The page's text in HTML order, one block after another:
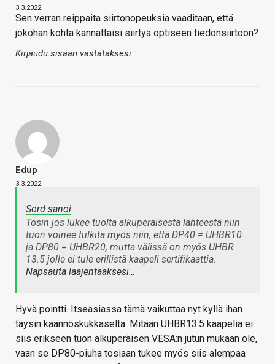
3.3.2022
Sen verran reippaita siirtonopeuksia vaaditaan, että
jokohan kohta kannattaisi siirtyä optiseen tiedonsiirtoon?
Kirjaudu sisään vastataksesi
Edup
3.3.2022
Sord sanoi
Tosin jos lukee tuolta alkuperäisestä lähteestä niin
tuon voinee tulkita myös niin, että DP40 = UHBR10
ja DP80 = UHBR20, mutta välissä on myös UHBR
13.5 jolle ei tule erillistä kaapeli sertifikaattia.
Napsauta laajentaaksesi…
Hyvä pointti. Itseasiassa tämä vaikuttaa nyt kyllä ihan
täysin käännöskukkaselta. Mitään UHBR13.5 kaapelia ei
siis erikseen tuon alkuperäisen VESA:n jutun mukaan ole,
vaan se DP80-piuha tosiaan tukee myös siis alempaa